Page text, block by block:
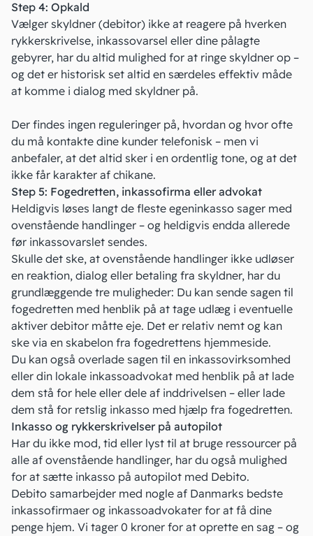
Step 4: Opkald
Vælger skyldner (debitor) ikke at reagere på hverken
rykkerskrivelse, inkassovarsel eller dine pålagte
gebyrer, har du altid mulighed for at ringe skyldner op –
og det er historisk set altid en særdeles effektiv måde
at komme i dialog med skyldner på.
Der findes ingen reguleringer på, hvordan og hvor ofte
du må kontakte dine kunder telefonisk – men vi
anbefaler, at det altid sker i en ordentlig tone, og at det
ikke får karakter af chikane.
Step 5: Fogedretten, inkassofirma eller advokat
Heldigvis løses langt de fleste egeninkasso sager med
ovenstående handlinger – og heldigvis endda allerede
før inkassovarslet sendes.
Skulle det ske, at ovenstående handlinger ikke udløser
en reaktion, dialog eller betaling fra skyldner, har du
grundlæggende tre muligheder: Du kan sende sagen til
fogedretten med henblik på at tage udlæg i eventuelle
aktiver debitor måtte eje. Det er relativ nemt og kan
ske via en skabelon fra fogedrettens hjemmeside.
Du kan også overlade sagen til en inkassovirksomhed
eller din lokale inkassoadvokat med henblik på at lade
dem stå for hele eller dele af inddrivelsen – eller lade
dem stå for retslig inkasso med hjælp fra fogedretten.
Inkasso og rykkerskrivelser på autopilot
Har du ikke mod, tid eller lyst til at bruge ressourcer på
alle af ovenstående handlinger, har du også mulighed
for at sætte inkasso på autopilot med Debito.
Debito samarbejder med nogle af Danmarks bedste
inkassofirmaer og inkassoadvokater for at få dine
penge hjem. Vi tager 0 kroner for at oprette en sag – og